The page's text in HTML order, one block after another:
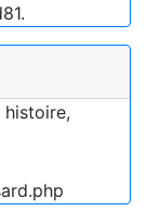
histoire,